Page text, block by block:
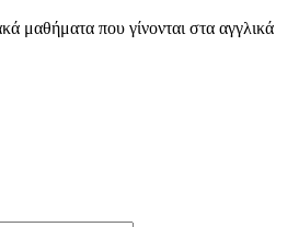
μαθήματα που γίνονται στα αγγλικά